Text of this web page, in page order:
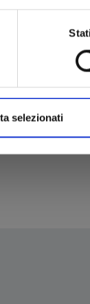
selezionati